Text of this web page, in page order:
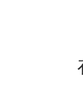
在